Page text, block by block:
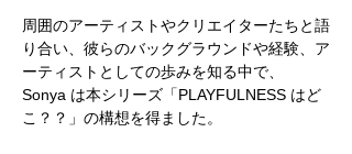
周囲のアーティストやクリエイターたちと語
り合い、彼らのバックグラウンドや経験、ア
ーティストとしての歩みを知る中で、
Sonya は本シリーズ「PLAYFULNESS はど
こ？？」の構想を得ました。